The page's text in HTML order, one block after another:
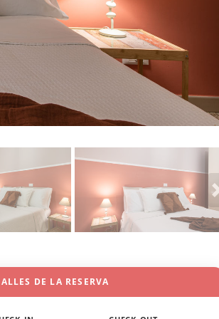
DE LA RESERVA